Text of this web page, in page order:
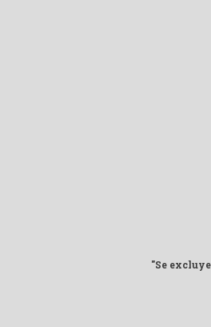
"Se